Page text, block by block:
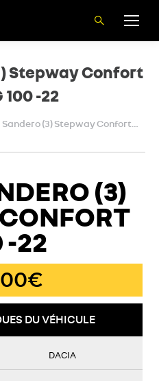
Recherche
:
Stepway Confort
100 -22
Sandero (3) Stepway Confort…
(3)
-22
DU VÉHICULE
DACIA